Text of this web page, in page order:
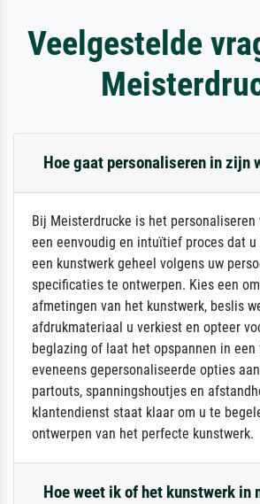
Veelgestelde
Hoe gaat personaliseren in zijn
Bij Meisterdrucke is het personaliseren
een eenvoudig en intuïtief proces dat
een kunstwerk geheel volgens uw
specificaties te ontwerpen. Kies een
afmetingen van het kunstwerk, beslis
afdrukmateriaal u verkiest en opteer
beglazing of laat het opspannen in
eveneens gepersonaliseerde opties
partouts, spanningshoutjes en
klantendienst staat klaar om u te
ontwerpen van het perfecte kunstwerk.
Hoe weet ik of het kunstwerk in